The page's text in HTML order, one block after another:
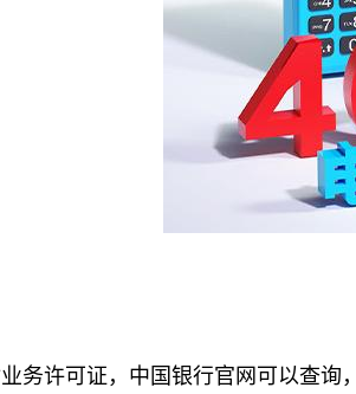
许可证，中国银行官网可以查询